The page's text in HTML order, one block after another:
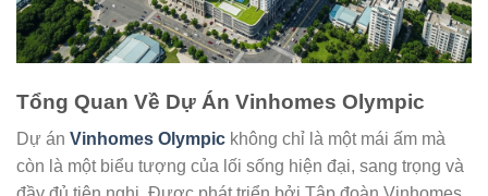
Tổng Quan Về Dự Án Vinhomes Olympic
Dự án Vinhomes Olympic không chỉ là một mái ấm mà
còn là một biểu tượng của lối sống hiện đại, sang trọng và